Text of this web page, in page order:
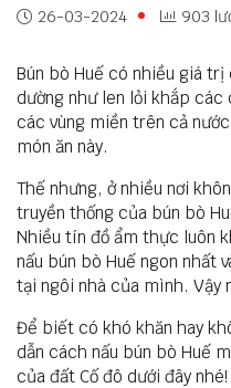
26-03-2024 903
Bún bò Huế có nhiều giá
dường như len lỏi khắp
các vùng miền trên cả
món ăn này.
Thế nhưng, ở nhiều nơi
truyền thống của bún bò
Nhiều tín đồ ẩm thực luôn
nấu bún bò Huế ngon nhất
tại ngôi nhà của mình. Vậy
Để biết có khó khăn hay
dẫn cách nấu bún bò Huế
của đất Cố đô dưới đây nhé!